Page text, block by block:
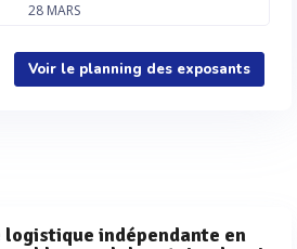
28 MARS
Voir le planning des exposants
indépendante en